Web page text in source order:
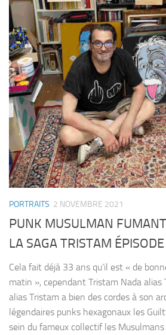
PORTRAITS 2 NOVEMBRE 2021
PUNK MUSULMAN
LA SAGA TRISTAM ÉPISODE
Cela fait déjà 33 ans qu’il est « de
matin », cependant Tristam Nada
alias Tristam a bien des cordes à son
légendaires punks hexagonaux les
sein du fameux collectif les